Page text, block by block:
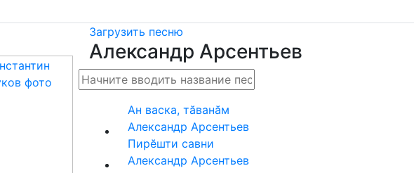
Загрузить песню
Александр Арсентьев
Ан васка, тӑванӑм
Александр Арсентьев
Пирĕшти савни
Александр Арсентьев